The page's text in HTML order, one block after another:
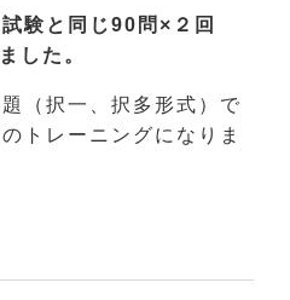
験と同じ90問×２回
した。
（択一、択多形式）で
トレーニングになりま